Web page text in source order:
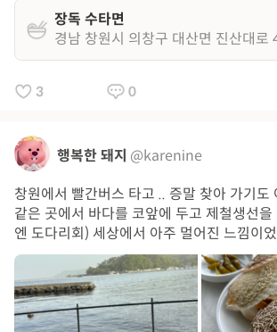
장독 수타면
경남 창원시 의창구 대산면 진산대로
3 0
행복한 돼지 @karenine
창원에서 빨간버스 타고 .. 증말 찾아 가기도
같은 곳에서 바다를 코앞에 두고 제철생선
엔 도다리회) 세상에서 아주 멀어진 느낌이